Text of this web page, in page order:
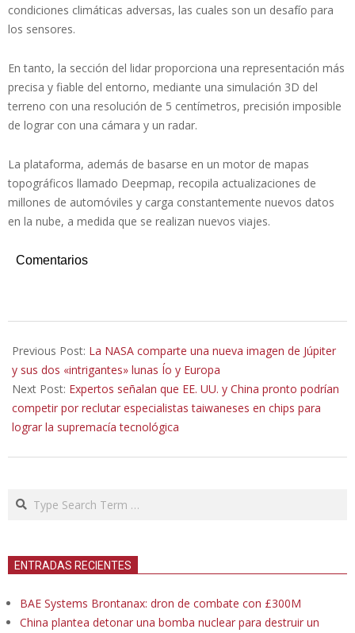
condiciones climáticas adversas, las cuales son un desafío para
los sensores.
En tanto, la sección del lidar proporciona una representación más
precisa y fiable del entorno, mediante una simulación 3D del
terreno con una resolución de 5 centímetros, precisión imposible
de lograr con una cámara y un radar.
La plataforma, además de basarse en un motor de mapas
topográficos llamado Deepmap, recopila actualizaciones de
millones de automóviles y carga constantemente nuevos datos
en la nube, a medida que se realizan nuevos viajes.
Comentarios
03-
26
Previous Post: La NASA comparte una nueva imagen de Júpiter
y sus dos «intrigantes» lunas Ío y Europa
Next Post: Expertos señalan que EE. UU. y China pronto podrían
competir por reclutar especialistas taiwaneses en chips para
lograr la supremacía tecnológica
Search
ENTRADAS RECIENTES
BAE Systems Brontanax: dron de combate con £300M
China plantea detonar una bomba nuclear para destruir un